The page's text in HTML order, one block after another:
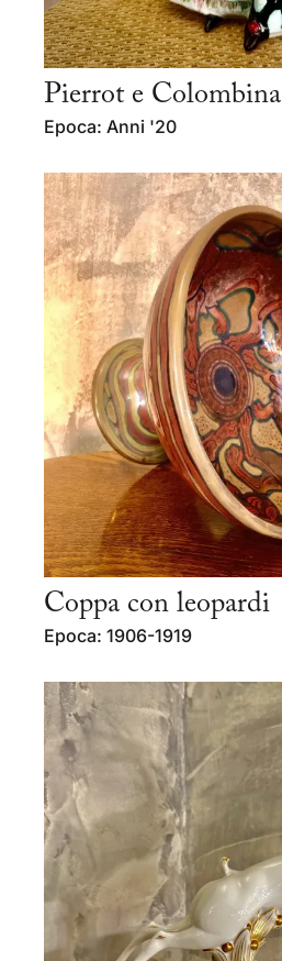
Pierrot e Colombina
Epoca: Anni '20
Coppa con leopardi
Epoca: 1906-1919